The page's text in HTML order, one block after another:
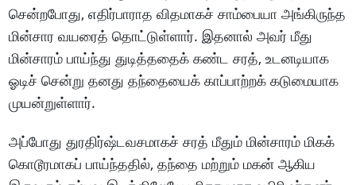
சென்றபோது, எதிர்பாராத விதமாகச் சாம்பையா அங்கிருந்த
மின்சார வயரைத் தொட்டுள்ளார். இதனால் அவர் மீது
மின்சாரம் பாய்ந்து துடித்ததைக் கண்ட சரத், உடனடியாக
ஓடிச் சென்று தனது தந்தையைக் காப்பாற்றக் கடுமையாக
முயன்றுள்ளார்.
அப்போது துரதிர்ஷ்டவசமாகச் சரத் மீதும் மின்சாரம் மிகக்
கொடூரமாகப் பாய்ந்ததில், தந்தை மற்றும் மகன் ஆகிய